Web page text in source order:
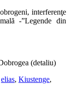
interferenţe
-”Legende din
(detaliu)
elias, Kiustenge,